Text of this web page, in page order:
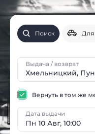
Поиск Для
Выдача / возврат
Пн 10 Авг, 10:00
Дата выдачи
Вернуть в том же